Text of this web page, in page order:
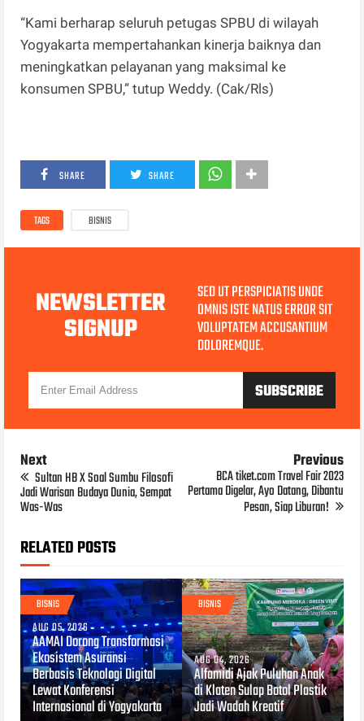
“Kami berharap seluruh petugas SPBU di wilayah
Yogyakarta mempertahankan kinerja baiknya dan
meningkatkan pelayanan yang maksimal ke
konsumen SPBU,” tutup Weddy. (Cak/Rls)
SHARE SHARE
TAGS BISNIS
NEWSLETTER
SIGNUP
SED UT PERSPICIATIS UNDE
OMNIS ISTE NATUS ERROR SIT
VOLUPTATEM ACCUSANTIUM
DOLOREMQUE.
Next
Sultan HB X Soal Sumbu Filosofi
Jadi Warisan Budaya Dunia, Sempat
Was-Was
Previous
BCA tiket.com Travel Fair 2023
Pertama Digelar, Ayo Datang, Dibantu
Pesan, Siap Liburan!
RELATED POSTS
BISNIS
AUG 05, 2026
AAMAI Dorong Transformasi
Ekosistem Asuransi
Berbasis Teknologi Digital
Lewat Konferensi
Internasional di Yogyakarta
BISNIS
AUG 04, 2026
Alfamidi Ajak Puluhan Anak
di Klaten Sulap Botol Plastik
Jadi Wadah Kreatif